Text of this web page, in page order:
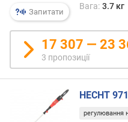
ч
а
с
р
о
б
Запитати
Вага: 3.7 кг
17 307 — 23
3 пропозиції
HECHT
регулювання